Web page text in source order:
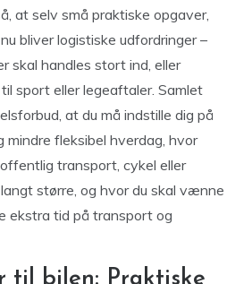
at selv små praktiske opgaver,
bliver logistiske udfordringer –
skal handles stort ind, eller
sport eller legeaftaler. Samlet
at du må indstille dig på
mindre fleksibel hverdag, hvor
transport, cykel eller
større, og hvor du skal vænne
ekstra tid på transport og
til bilen: Praktiske